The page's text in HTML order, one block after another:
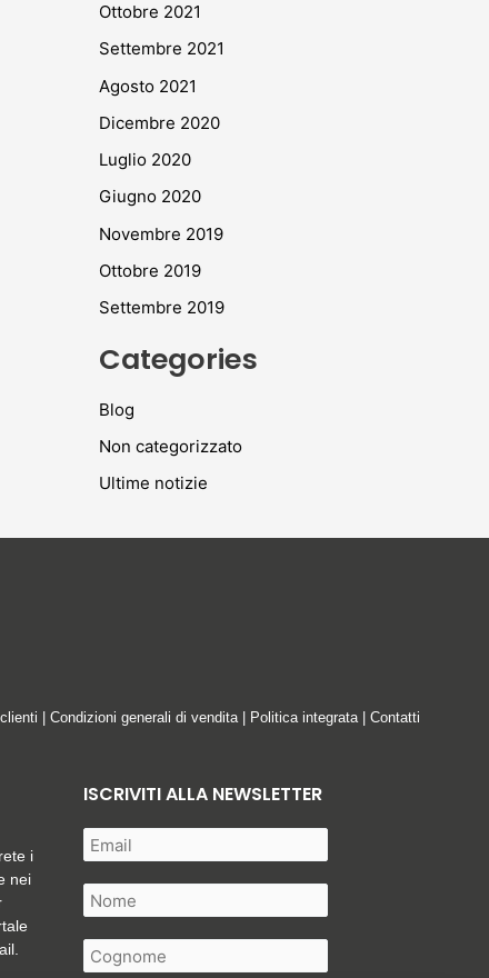
Ottobre 2021
Settembre 2021
Agosto 2021
Dicembre 2020
Luglio 2020
Giugno 2020
Novembre 2019
Ottobre 2019
Settembre 2019
Categories
Blog
Non categorizzato
Ultime notizie
Condizioni generali di vendita| Politica integrata| Contatti
i
nei
ISCRIVITI ALLA NEWSLETTER